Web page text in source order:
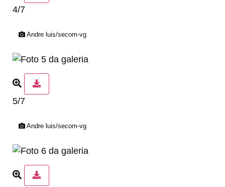
4/7
Andre luis/secom-vg
5/7
Andre luis/secom-vg